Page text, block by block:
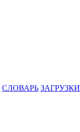
СЛОВАРЬ ЗАГРУЗКИ